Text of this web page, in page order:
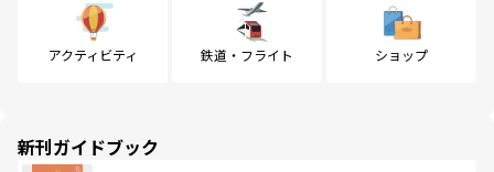
アクティビティ 鉄道・フライト ショップ
新刊ガイドブック